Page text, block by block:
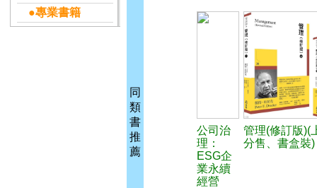
●專業書籍
同
類
書
推
薦
公司治
理：
ESG企
業永續
經營
管理(修訂版)(
分售、書盒裝)